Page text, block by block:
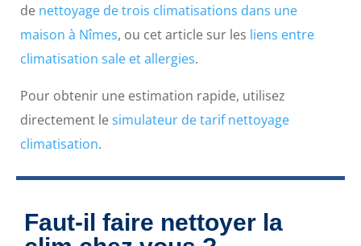
de nettoyage de trois climatisations dans une
maison à Nîmes, ou cet article sur les liens entre
climatisation sale et allergies.
Pour obtenir une estimation rapide, utilisez
directement lesimulateur de tarif nettoyage
climatisation.
Faut-il faire nettoyer la